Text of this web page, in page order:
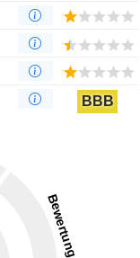
BBB